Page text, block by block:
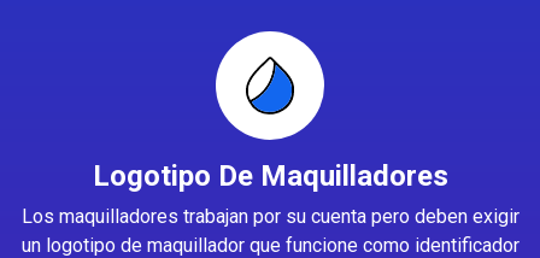
Logotipo De Maquilladores
Los maquilladores trabajan por su cuenta pero deben exigir
un logotipo de maquillador que funcione como identificador